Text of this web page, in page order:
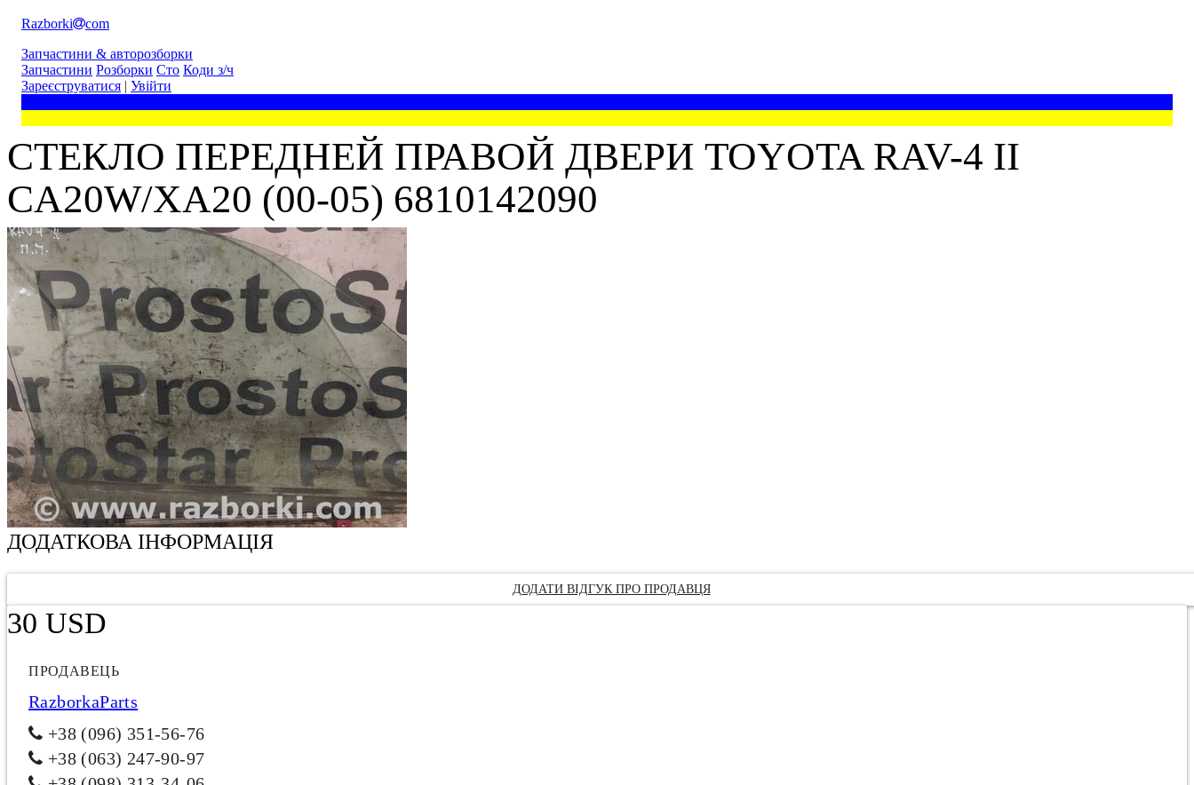
Razborki
com
Запчастини & авторозборки
Запчастини Розборки Сто Коди з/ч
Зареєструватися | Увійти
СТЕКЛО ПЕРЕДНЕЙ ПРАВОЙ ДВЕРИ TOYOTA RAV-4 II
CA20W/XA20 (00-05) 6810142090
ДОДАТКОВА ІНФОРМАЦІЯ
ДОДАТИ ВІДГУК ПРО ПРОДАВЦЯ
30 USD
ПРОДАВЕЦЬ
RazborkaParts
+38 (096) 351-56-76
+38 (063) 247-90-97